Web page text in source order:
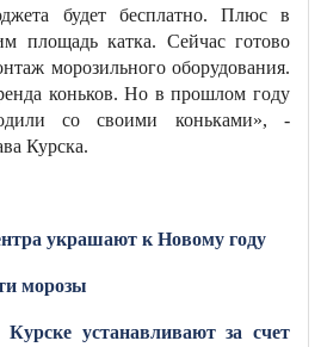
будет бесплатно. Плюс в
площадь катка. Сейчас готово
морозильного оборудования.
коньков. Но в прошлом году
со своими коньками», -
Курска.
украшают к Новому году
морозы
устанавливают за счет